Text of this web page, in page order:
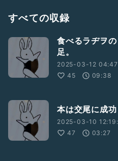
すべての収録
食べるラヂヲ
足。
2025-03-12
45
09:38
本は交尾に成功
2025-03-10
47
03:27